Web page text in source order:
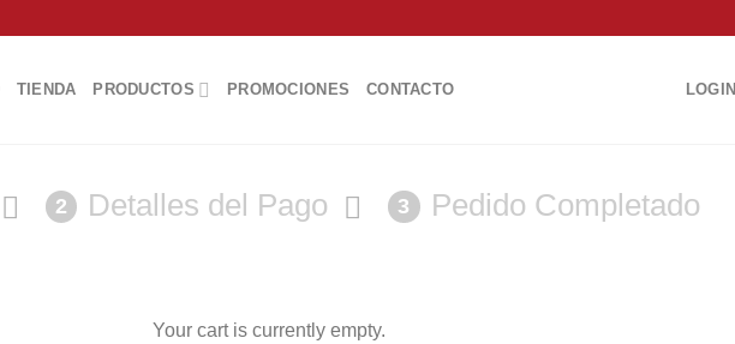
TIENDA PRODUCTOS PROMOCIONES CONTACTO LOGIN
2 Detalles del Pago 3 Pedido Completado
Your cart is currently empty.